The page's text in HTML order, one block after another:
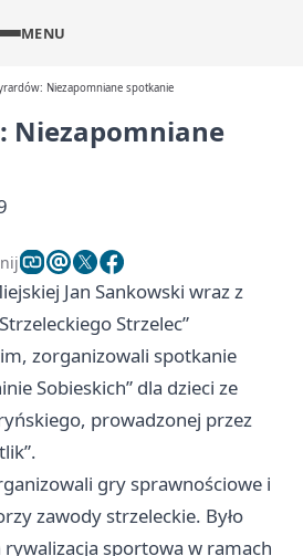
MENU
Niezapomniane spotkanie
Niezapomniane
Jan Sankowski wraz z
Strzelec”
zorganizowali spotkanie
Sobieskich” dla dzieci ze
prowadzonej przez
gry sprawnościowe i
zawody strzeleckie. Było
rywalizacja sportowa w ramach